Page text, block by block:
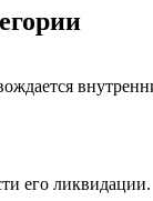
его ликвидации.